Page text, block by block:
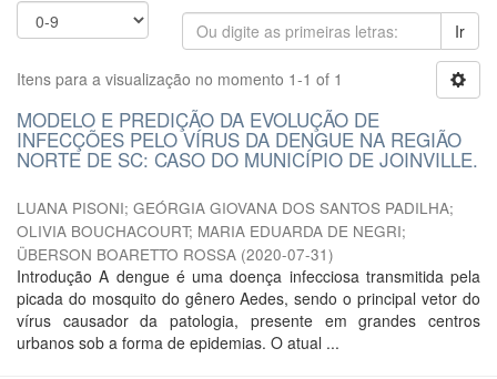
Ir
Itens para a visualização no momento 1-1 of 1
MODELO E PREDIÇÃO DA EVOLUÇÃO DE
INFECÇÕES PELO VÍRUS DA DENGUE NA REGIÃO
NORTE DE SC: CASO DO MUNICÍPIO DE JOINVILLE.
LUANA PISONI; GEÓRGIA GIOVANA DOS SANTOS PADILHA;
OLIVIA BOUCHACOURT; MARIA EDUARDA DE NEGRI;
ÜBERSON BOARETTO ROSSA (2020-07-31)
Introdução A dengue é uma doença infecciosa transmitida pela
picada do mosquito do gênero Aedes, sendo o principal vetor do
vírus causador da patologia, presente em grandes centros
urbanos sob a forma de epidemias. O atual ...